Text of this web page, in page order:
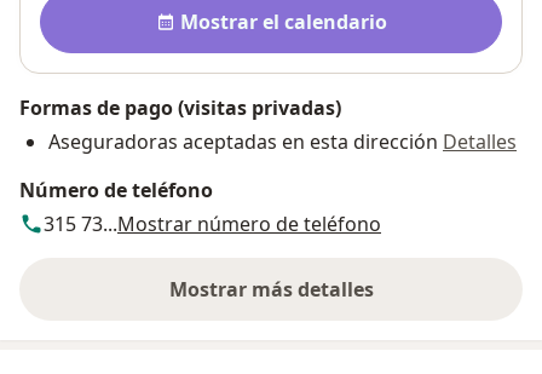
Mostrar el calendario
Formas de pago (visitas privadas)
Aseguradoras aceptadas en esta dirección Detalles
Número de teléfono
315 73...Mostrar número de teléfono
Mostrar más detalles
sobre la dirección